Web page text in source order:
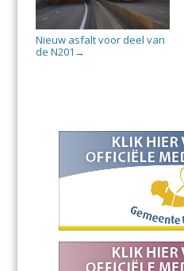
Nieuw asfalt voor deel van
de N201 →